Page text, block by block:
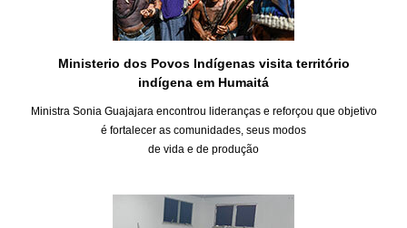
Ministerio dos Povos Indígenas visita território
indígena em Humaitá
Ministra Sonia Guajajara encontrou lideranças e reforçou que objetivo
é fortalecer as comunidades, seus modos
de vida e de produção